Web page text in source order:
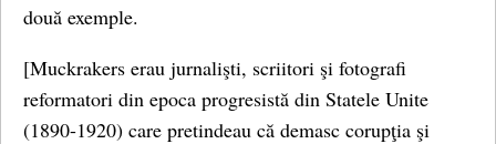
două exemple.
[Muckrakers erau jurnalişti, scriitori şi fotografi
reformatori din epoca progresistă din Statele Unite
(1890-1920) care pretindeau că demasc corupţia şi